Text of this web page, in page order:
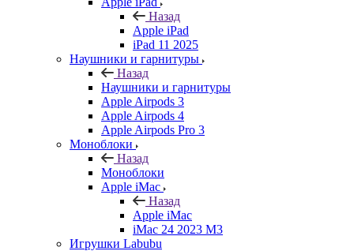
Назад
Apple iPad
iPad 11 2025
Наушники и гарнитуры
Назад
Наушники и гарнитуры
Apple Airpods 3
Apple Airpods 4
Apple Airpods Pro 3
Моноблоки
Назад
Моноблоки
Apple iMac
Назад
Apple iMac
iMac 24 2023 M3
Игрушки Labubu